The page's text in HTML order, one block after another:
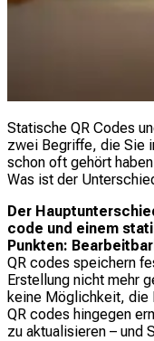
Statische QR Codes
zwei Begriffe, die Sie
schon oft gehört
Was ist der
Der
code und einem
Punkten:
QR codes speichern
Erstellung nicht mehr
keine Möglichkeit, die
QR codes hingegen
zu aktualisieren – und